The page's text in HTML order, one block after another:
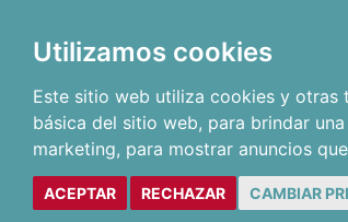
Utilizamos cookies
Este sitio web utiliza cookies y otras
básica del sitio web, para brindar
marketing, para mostrar anuncios
ACEPTAR RECHAZAR CAMBIAR